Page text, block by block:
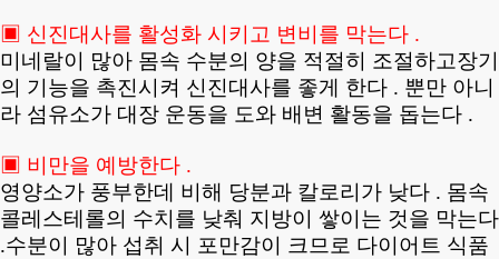
▣ 신진대사를 활성화 시키고 변비를 막는다 .
미네랄이 많아 몸속 수분의 양을 적절히 조절하고장기
의 기능을 촉진시켜 신진대사를 좋게 한다 . 뿐만 아니
라 섬유소가 대장 운동을 도와 배변 활동을 돕는다 .
▣ 비만을 예방한다 .
영양소가 풍부한데 비해 당분과 칼로리가 낮다 . 몸속
콜레스테롤의 수치를 낮춰 지방이 쌓이는 것을 막는다
.수분이 많아 섭취 시 포만감이 크므로 다이어트 식품